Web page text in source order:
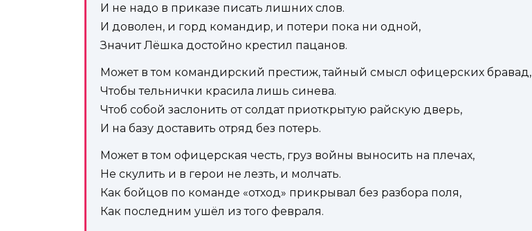
И не надо в приказе писать лишних слов.
И доволен, и горд командир, и потери пока ни одной,
Значит Лёшка достойно крестил пацанов.
Может в том командирский престиж, тайный смысл офицерских бравад,
Чтобы тельнички красила лишь синева.
Чтоб собой заслонить от солдат приоткрытую райскую дверь,
И на базу доставить отряд без потерь.
Может в том офицерская честь, груз войны выносить на плечах,
Не скулить и в герои не лезть, и молчать.
Как бойцов по команде «отход» прикрывал без разбора поля,
Как последним ушёл из того февраля.